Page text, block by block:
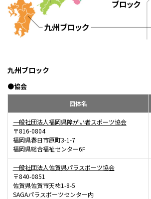
九州ブロック
●協会
団体名
一般社団法人福岡県障がい者スポーツ協会
〒816-0804
福岡県春日市原町3-1-7
福岡県総合福祉センター6F
一般社団法人佐賀県パラスポーツ協会
〒840-0851
佐賀県佐賀市天祐1-8-5
SAGAパラスポーツセンター内